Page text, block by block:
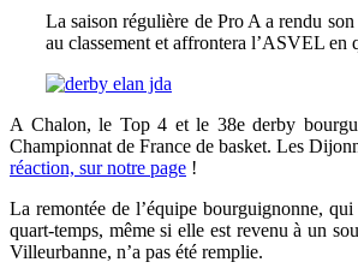
La saison régulière de Pro A a rendu
au classement et affrontera l’ASVEL en
A Chalon, le Top 4 et le 38e derby
Championnat de France de basket. Les
réaction, sur notre page !
La remontée de l’équipe bourguignonne,
quart-temps, même si elle est revenu à un
Villeurbanne, n’a pas été remplie.